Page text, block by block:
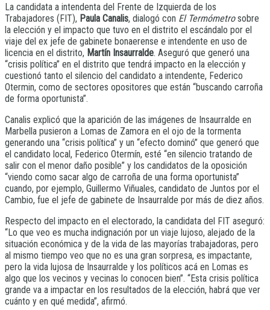
La candidata a intendenta del Frente de Izquierda de los
Trabajadores (FIT), Paula Canalis, dialogó con El Termómetrosobre
la elección y el impacto que tuvo en el distrito el escándalo por el
viaje del ex jefe de gabinete bonaerense e intendente en uso de
licencia en el distrito, Martín Insaurralde. Aseguró que generó una
“crisis política” en el distrito que tendrá impacto en la elección y
cuestionó tanto el silencio del candidato a intendente, Federico
Otermin, como de sectores opositores que están “buscando carroña
de forma oportunista”.
Canalis explicó que la aparición de las imágenes de Insaurralde en
Marbella pusieron a Lomas de Zamora en el ojo de la tormenta
generando una “crisis política” y un “efecto dominó” que generó que
el candidato local, Federico Otermín, esté “en silencio tratando de
salir con el menor daño posible” y los candidatos de la oposición
“viendo como sacar algo de carroña de una forma oportunista”
cuando, por ejemplo, Guillermo Viñuales, candidato de Juntos por el
Cambio, fue el jefe de gabinete de Insaurralde por más de diez años.
Respecto del impacto en el electorado, la candidata del FIT aseguró:
“Lo que veo es mucha indignación por un viaje lujoso, alejado de la
situación económica y de la vida de las mayorías trabajadoras, pero
al mismo tiempo veo que no es una gran sorpresa, es impactante,
pero la vida lujosa de Insaurralde y los políticos acá en Lomas es
algo que los vecinos y vecinas lo conocen bien”. “Esta crisis política
grande va a impactar en los resultados de la elección, habrá que ver
cuánto y en qué medida”, afirmó.